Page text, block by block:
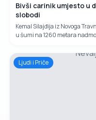
Bivši carinik umjesto u
slobodi
Kemal Silajđija iz Novoga
u šumi na 1260 metara
traženija na tržištu.
Ljudi i Priče